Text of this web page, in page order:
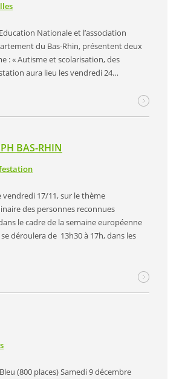
Nationale et l’association
du Bas-Rhin, présentent deux
: « Autisme et scolarisation, des
aura lieu les vendredi 24…
BAS-RHIN
17/11, sur le thème
des personnes reconnues
le cadre de la semaine européenne
déroulera de 13h30 à 17h, dans les
(800 places) Samedi 9 décembre